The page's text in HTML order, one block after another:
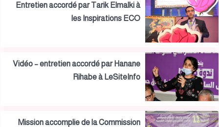
Entretien accordé par Tarik Elmalki à
les Inspirations ECO
Vidéo – entretien accordé par Hanane
Rihabe à LeSiteInfo
Mission accomplie de la Commission